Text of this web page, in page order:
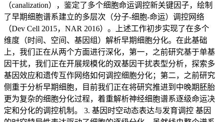
（canalization），鉴定了多个细胞命运调控新关键因子，绘制
了早期细胞谱系建立的多层次（分子-细胞-命运）调控网络
（Dev Cell 2015，NAR 2016）。上述工作初步实现了在多个
维度（时间、空间、基因组）解析早期细胞分化。在此基础
上，我们正在从两个方面进行深化，第一，之前研究基于单基
因干扰，我们正在开展规模化的双基因干扰表型分析，探索多
基因效应和遗传互作网络如何调控细胞分化；第二，之前研究
侧重于分析早期细胞，目前我们正在将研究推进到中晚期胚胎
更为复杂的细胞分化过程，着重解析神经细胞谱系逐级命运决
定和分化的调控机制。 3. 基因时空动态表达与发育调控 基因